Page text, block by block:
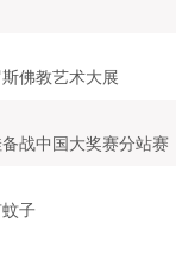
佛教艺术大展
战中国大奖赛分站赛
子